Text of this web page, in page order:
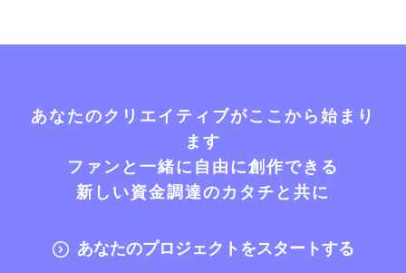
あなたのクリエイティブがここから始まり
ます
ファンと一緒に自由に創作できる
新しい資金調達のカタチと共に
あなたのプロジェクトをスタートする